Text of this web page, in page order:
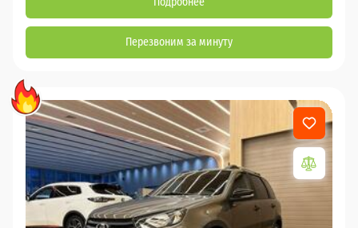
Перезвоним за минуту